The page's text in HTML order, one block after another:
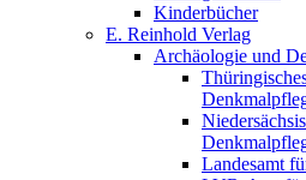
Kinderbücher
E. Reinhold Verlag
Archäologie und
Landesamt